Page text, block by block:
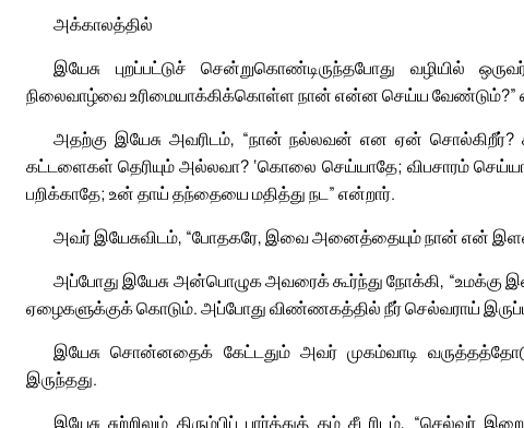
அக்காலத்தில்
இயேசு புறப்பட்டுச் சென்றுகொண்டிருந்தபோது வழியில்
நிலைவாழ்வை உரிமையாக்கிக்கொள்ள நான் என்ன செய்ய வேண்டும்?”
அதற்கு இயேசு அவரிடம், “நான் நல்லவன் என ஏன் சொல்கிறீர்?
கட்டளைகள் தெரியும் அல்லவா? ‘கொலை செய்யாதே; விபசாரம்
பறிக்காதே; உன் தாய் தந்தையை மதித்து நட” என்றார்.
அவர் இயேசுவிடம், “போதகரே, இவை அனைத்தையும் நான் என்
அப்போது இயேசு அன்பொழுக அவரைக் கூர்ந்து நோக்கி, “உமக்கு
ஏழைகளுக்குக் கொடும். அப்போது விண்ணகத்தில் நீர் செல்வராய்
இயேசு சொன்னதைக் கேட்டதும் அவர் முகம்வாடி
இருந்தது.
இயேசு சுற்றிலும் திரும்பிப் பார்த்துத் தம் சீடரிடம், “செல்வர்